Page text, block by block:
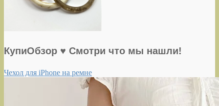
КупиОбзор ♥ Смотри что мы нашли!
Чехол для iPhone на ремне